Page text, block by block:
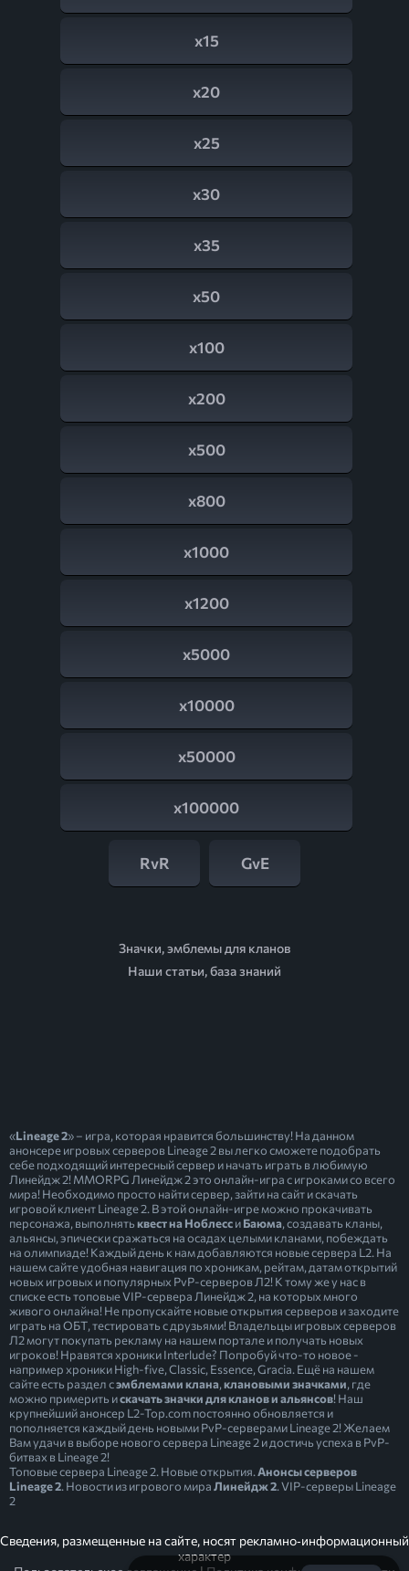
x15
x20
x25
x30
x35
x50
x100
x200
x500
x800
x1000
x1200
x5000
x10000
x50000
x100000
RvR GvE
Значки, эмблемы для кланов
Наши статьи, база знаний
«Lineage 2» – игра, которая нравится большинству! На данном
анонсере игровых серверов Lineage 2 вы легко сможете подобрать
себе подходящий интересный сервер и начать играть в любимую
Линейдж 2! MMORPG Линейдж 2 это онлайн-игра с игроками со всего
мира! Необходимо просто найти сервер, зайти на сайт и скачать
игровой клиент Lineage 2. В этой онлайн-игре можно прокачивать
персонажа, выполнятьквест на НоблессиБаюма, создавать кланы,
альянсы, эпически сражаться на осадах целыми кланами, побеждать
на олимпиаде! Каждый день к нам добавляются новые сервера L2. На
нашем сайте удобная навигация по хроникам, рейтам, датам открытий
новых игровых и популярных PvP-серверов Л2! К тому же у нас в
списке есть топовые VIP-сервера Линейдж 2, на которых много
живого онлайна! Не пропускайте новые открытия серверов и заходите
играть на ОБТ, тестировать с друзьями! Владельцы игровых серверов
Л2 могут покупать рекламу на нашем портале и получать новых
игроков! Нравятся хроники Interlude? Попробуй что-то новое -
например хроники High-five, Classic, Essence, Gracia. Ещё на нашем
сайте есть раздел сэмблемами клана,клановыми значками, где
можно примерить искачать значки для кланов и альянсов! Наш
крупнейший анонсер L2-Top.com постоянно обновляется и
пополняется каждый день новыми PvP-серверами Lineage 2! Желаем
Вам удачи в выборе нового сервера Lineage 2 и достичь успеха в PvP-
битвах в Lineage 2!
Топовые сервера Lineage 2. Новые открытия.Анонсы серверов
Lineage 2. Новости из игрового мираЛинейдж 2. VIP-серверы Lineage
2
Сведения, размещенные на сайте, носят рекламно‐информационный
характер